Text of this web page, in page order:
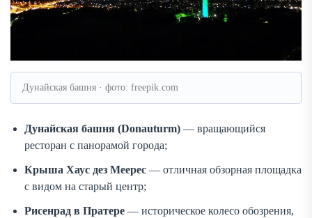
Дунайская башня · фото: freepik.com
Дунайская башня (Donauturm) — вращающийся
ресторан с панорамой города;
Крыша Хаус дез Меерес — отличная обзорная площадка
с видом на старый центр;
Рисенрад в Пратере — историческое колесо обозрения,